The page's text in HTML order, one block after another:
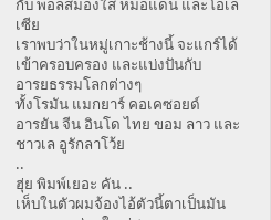
กับ พอลสมองใส หมอแดน และโอเล
เซีย
เราพบว่าในหมู่เกาะช้างนี้ จะแกร์ได้
เข้าครอบครอง และแบ่งปันกับ
อารยธรรมโลกต่างๆ
ทั้งโรมัน แมกยาร์ คอเคซอยด์
อารยัน จีน อินโด ไทย ขอม ลาว และ
ชาวเล อูรักลาโว้ย
..
ฮุ่ย พิมพ์เยอะ คัน ..
เห็บในตัวผมจ้องไอ้ตัวนี้ตาเป็นมัน